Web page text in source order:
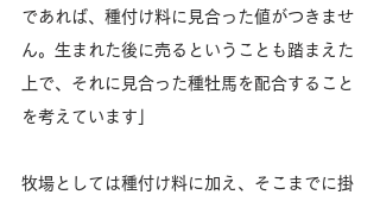
であれば、種付け料に見合った値がつきませ
ん。生まれた後に売るということも踏まえた
上で、それに見合った種牡馬を配合すること
を考えています」
牧場としては種付け料に加え、そこまでに掛